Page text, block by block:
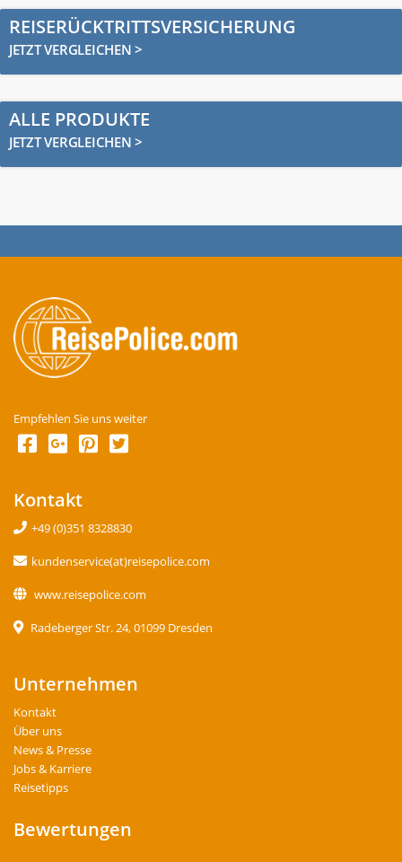
REISERÜCKTRITTSVERSICHERUNG
JETZT VERGLEICHEN >
ALLE PRODUKTE
JETZT VERGLEICHEN >
Empfehlen Sie uns weiter
Kontakt
+49 (0)351 8328830
kundenservice(at)reisepolice.com
www.reisepolice.com
Radeberger Str. 24, 01099 Dresden
Unternehmen
Kontakt
Über uns
News & Presse
Jobs & Karriere
Reisetipps
Bewertungen